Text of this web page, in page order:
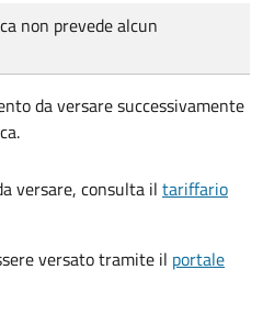
non prevede alcun
da versare successivamente
versare, consulta il tariffario
versato tramite il portale